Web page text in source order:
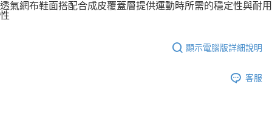
透氣網布鞋面搭配合成皮覆蓋層提供運動時所需的穩定性與耐用
性
顯示電腦版詳細說明
客服